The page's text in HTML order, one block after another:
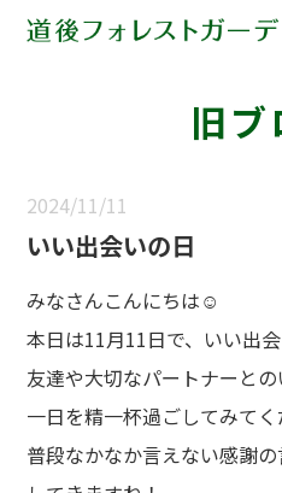
旧ブ
2024/11/11
いい出会いの日
みなさんこんにちは☺
本日は11月11日で、いい出
友達や大切なパートナーと
一日を精一杯過ごしてみてく
普段なかなか言えない感謝